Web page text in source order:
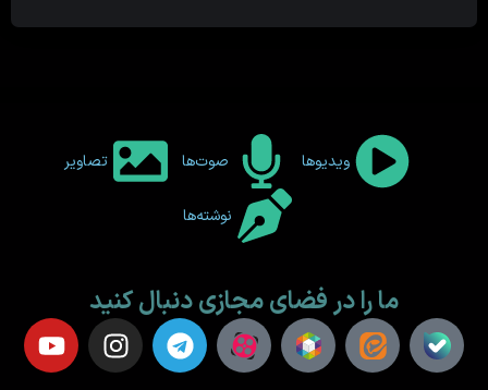
ویدیوها صوت‌ها تصاویر
نوشته‌ها
ما را در فضای مجازی دنبال کنید